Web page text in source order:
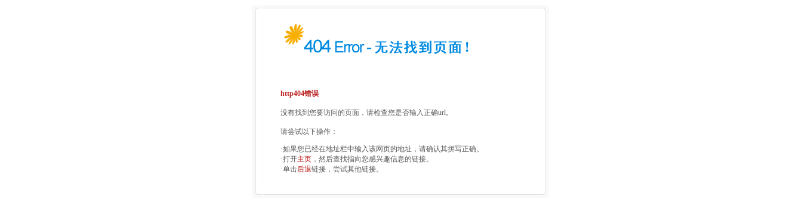
http404错误
没有找到您要访问的页面，请检查您是否输入正确url。
请尝试以下操作：
·如果您已经在地址栏中输入该网页的地址，请确认其拼写正确。
·打开主页 ，然后查找指向您感兴趣信息的链接。
·单击后退链接，尝试其他链接。